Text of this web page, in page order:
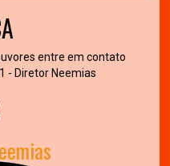
entre em contato
- Diretor Neemias